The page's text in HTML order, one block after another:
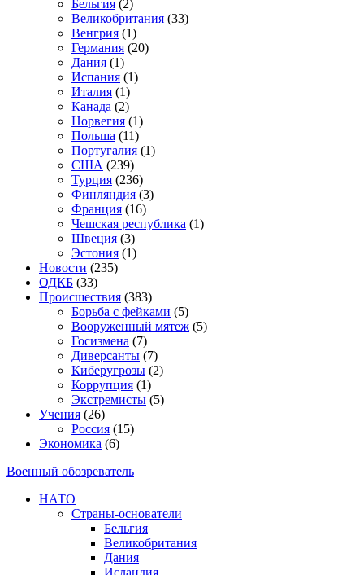
Бельгия (2)
Великобритания (33)
Венгрия (1)
Германия (20)
Дания (1)
Испания (1)
Италия (1)
Канада (2)
Норвегия (1)
Польша (11)
Португалия (1)
США (239)
Турция (236)
Финляндия (3)
Франция (16)
Чешская республика (1)
Швеция (3)
Эстония (1)
Новости (235)
ОДКБ (33)
Происшествия (383)
Борьба с фейками (5)
Вооруженный мятеж (5)
Госизмена (7)
Диверсанты (7)
Киберугрозы (2)
Коррупция (1)
Экстремисты (5)
Учения (26)
Россия (15)
Экономика (6)
Военный обозреватель
НАТО
Страны-основатели
Бельгия
Великобритания
Дания